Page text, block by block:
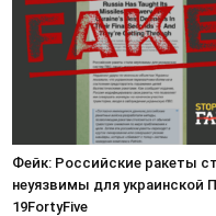
Фейк: Российские ракеты
неуязвимы для украинской
19FortyFive